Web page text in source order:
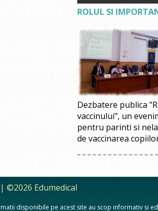
ROLUL SI
Dezbatere publica
vaccinului", un
pentru parinti si
de vaccinarea
| ©2026 Edumedical
disponibile pe acest site au scop informativ si